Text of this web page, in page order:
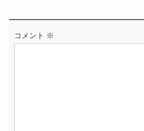
コメント ※